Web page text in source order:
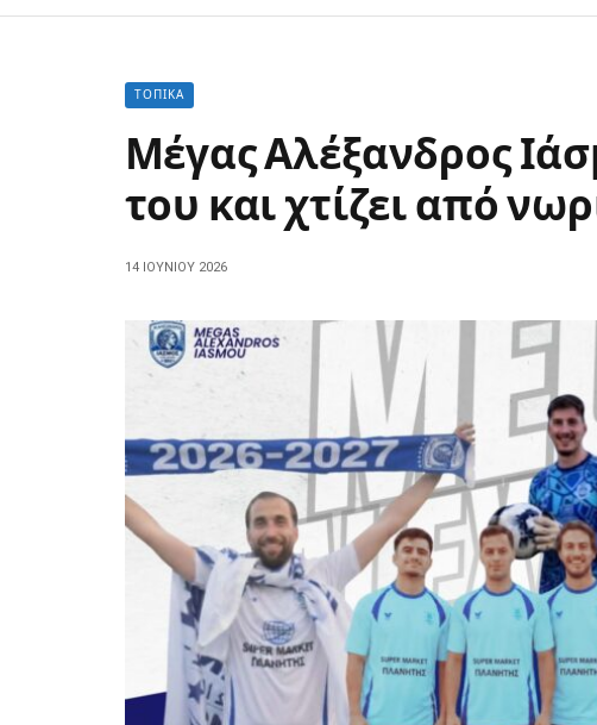
ΤΟΠΙΚΆ
Μέγας Αλέξανδρος
του και χτίζει από
14 ΙΟΥΝΊΟΥ 2026